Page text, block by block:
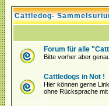
Cattledog-
Forum für alle
Bitte vorher aber
Cattledogs in Not !
Hier können gerne
ohne Rücksprache mit